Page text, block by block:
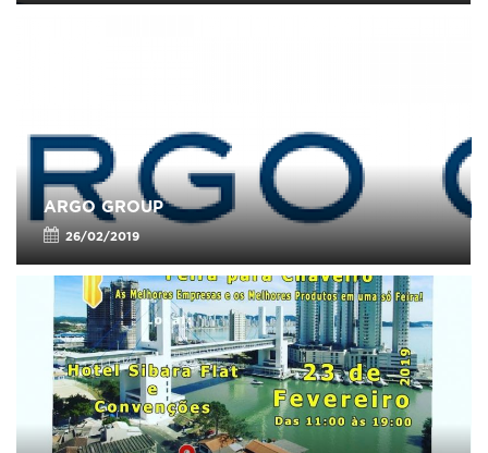
ARGO GROUP
26/02/2019